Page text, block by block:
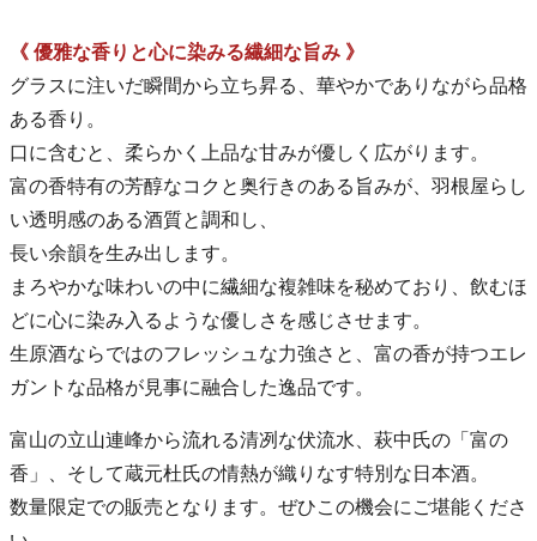
《 優雅な香りと心に染みる繊細な旨み 》
グラスに注いだ瞬間から立ち昇る、華やかでありながら品格
ある香り。
口に含むと、柔らかく上品な甘みが優しく広がります。
富の香特有の芳醇なコクと奥行きのある旨みが、羽根屋らし
い透明感のある酒質と調和し、
長い余韻を生み出します。
まろやかな味わいの中に繊細な複雑味を秘めており、飲むほ
どに心に染み入るような優しさを感じさせます。
生原酒ならではのフレッシュな力強さと、富の香が持つエレ
ガントな品格が見事に融合した逸品です。
富山の立山連峰から流れる清冽な伏流水、萩中氏の「富の
香」、そして蔵元杜氏の情熱が織りなす特別な日本酒。
数量限定での販売となります。ぜひこの機会にご堪能くださ